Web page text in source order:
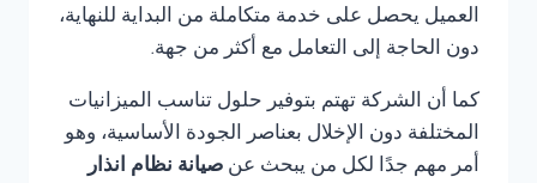
العميل يحصل على خدمة متكاملة من البداية للنهاية،
دون الحاجة إلى التعامل مع أكثر من جهة.
كما أن الشركة تهتم بتوفير حلول تناسب الميزانيات
المختلفة دون الإخلال بعناصر الجودة الأساسية، وهو
أمر مهم جدًا لكل من يبحث عن صيانة نظام انذار